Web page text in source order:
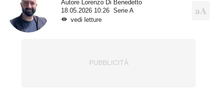
Autore Lorenzo Di Benedetto
18.05.2026 10:26
Serie A
vedi letture